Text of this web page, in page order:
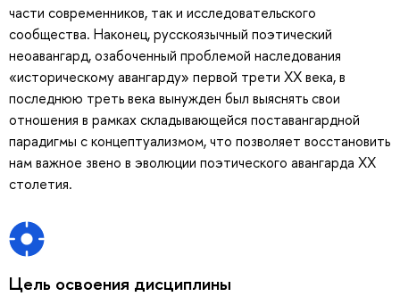
части современников, так и исследовательского
сообщества. Наконец, русскоязычный поэтический
неоавангард, озабоченный проблемой наследования
«историческому авангарду» первой трети ХХ века, в
последнюю треть века вынужден был выяснять свои
отношения в рамках складывающейся поставангардной
парадигмы с концептуализмом, что позволяет восстановить
нам важное звено в эволюции поэтического авангарда ХХ
столетия.
Цель освоения дисциплины